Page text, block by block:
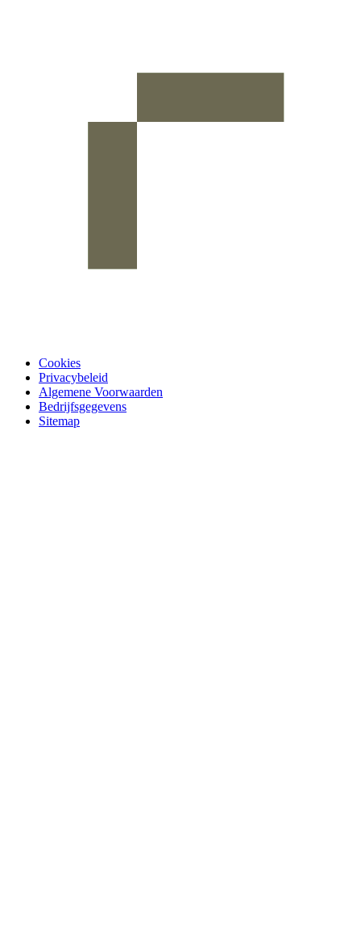
Cookies
Privacybeleid
Algemene Voorwaarden
Bedrijfsgegevens
Sitemap